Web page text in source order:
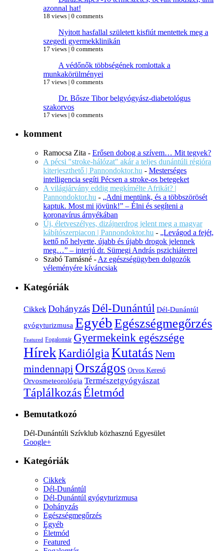
azonnal hat!
18 views 0 comments
Nyitott hasfallal született kisfiút mentettek meg a
szegedi gyermekklinikán
17 views 0 comments
A védőnők többségének romlottak a
munkakörülményei
17 views 0 comments
Dr. Bősze Tibor belgyógyász-diabetológus
szakorvos
17 views 0 comments
komment
Ramocsa Zita - Erősen dobog a szívem… Mit tegyek?
A pécsi "stroke-hálózat" akár a teljes dunántúli régióra
kiterjeszthető | Pannondoktor.hu - Mesterséges
intelligencia segíti Pécsen a stroke-os betegeket
A világjárvány eddig megkímélte Afrikát? |
Pannondoktor.hu - „Adni mentünk, és a többszörösét
kaptuk. Most mi jövünk!” – Élni és segíteni a
koronavírus árnyékában
Új, életveszélyes, dizájnerdrog jelent meg a magyar
kábítószerpiacon | Pannondoktor.hu - „Levágod a fejét,
kettő nő helyette, újabb és újabb drogok jelennek
meg…” – interjú dr. Sümegi András pszichiáterrel
Szabó Tamásné - Az egészségügyben dolgozók
véleményére kíváncsiak
Kategóriák
Cikkek DohányzásDél-Dunántúl Dél-Dunántúl
gyógyturizmusa EgyébEgészségmegőrzés
Featured Fogalomtár Gyermekeink egészsége
HírekKardiólgiaKutatás Nem
mindennapi Országos Orvos Kereső
Orvosmeteorológia Természetgyógyászat
TáplálkozásÉletmód
Bemutatkozó
Dél-Dunántúli Szívklub közhasznú Egyesület
Google+
Kategóriák
Cikkek
Dél-Dunántúl
Dél-Dunántúl gyógyturizmusa
Dohányzás
Egészségmegőrzés
Egyéb
Életmód
Featured